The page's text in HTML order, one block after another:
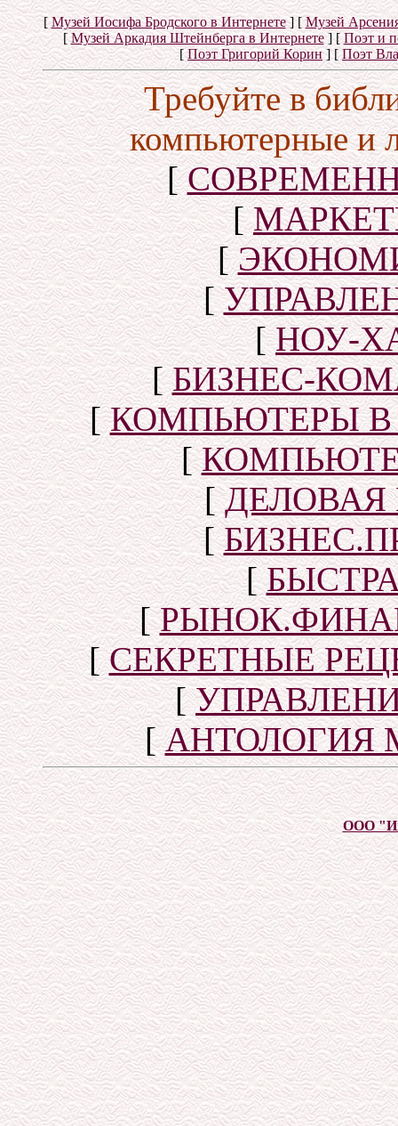
[Музей Иосифа Бродского в Интернете] [Музей
[Музей Аркадия Штейнберга в Интернете] [Поэт и
[Поэт Григорий Корин] [Поэт
Требуйте в
компьютерные и
[
[
[
[
[НОУ-
[БИЗНЕС-
[КОМПЬЮТЕРЫ В
[
[
[
[
[
[СЕКРЕТНЫЕ
[
[АНТОЛОГИЯ
ООО